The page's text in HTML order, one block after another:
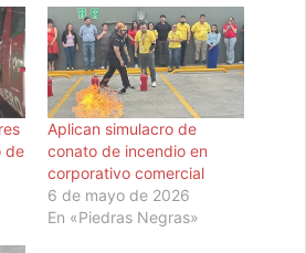
de
Aplican simulacro de
conato de incendio en
corporativo comercial
6 de mayo de 2026
En «Piedras Negras»